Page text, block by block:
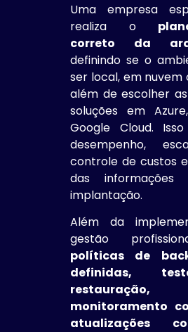
Uma empresa
realiza o
correto da
definindo se o
ser local, em nuvem
além de escolher
soluções em
Google Cloud.
desempenho,
controle de custos
das
implantação.
Além da
gestão
políticas de
definidas,
restauração,
monitoramento
atualizações